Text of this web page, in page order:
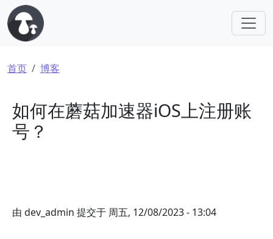
跳转到主要内容
面包屑
首页 博客
如何在蘑菇加速器iOS上注册账
号？
由 dev_admin 提交于 周五, 12/08/2023 - 13:04